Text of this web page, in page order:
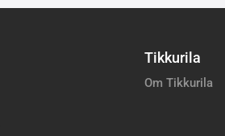
Tikkurila
Om Tikkurila